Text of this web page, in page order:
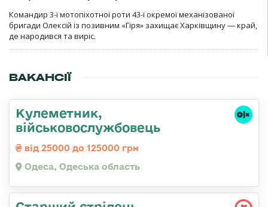
Командир 3-ї мотопіхотної роти 43-ї окремої механізованої
бригади Олексій із позивним «Гіря» захищає Харківщину — край,
де народився та виріс.
ВАКАНСІЇ
Кулеметник,
військовослужбовець
від 25000 до 125000 грн
Одеса, Одеська область